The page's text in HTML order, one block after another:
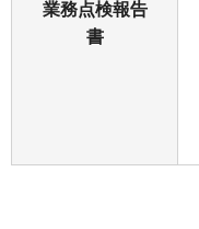
業務点検報告
書